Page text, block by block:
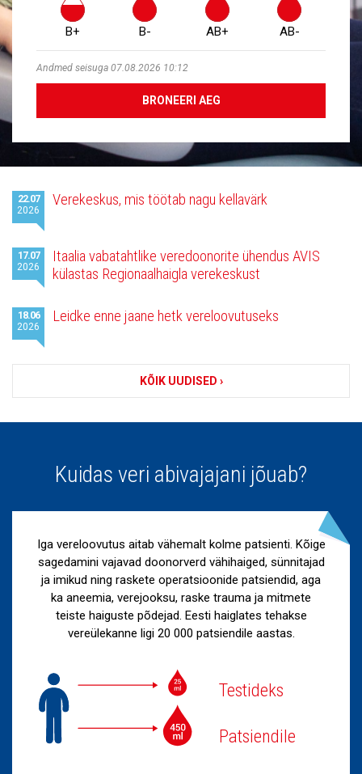
B+ B- AB+ AB-
Andmed seisuga 07.08.2026 10:12
BRONEERI AEG
Viimased
uudised
22.07
2026
Verekeskus, mis töötab nagu kellavärk
17.07
2026
Itaalia vabatahtlike veredoonorite ühendus AVIS
külastas Regionaalhaigla verekeskust
18.06
2026
Leidke enne jaane hetk vereloovutuseks
KÕIK UUDISED ›
Kuidas veri abivajajani jõuab?
Iga vereloovutus aitab vähemalt kolme patsienti. Kõige
sagedamini vajavad doonorverd vähihaiged, sünnitajad
ja imikud ning raskete operatsioonide patsiendid, aga
ka aneemia, verejooksu, raske trauma ja mitmete
teiste haiguste põdejad. Eesti haiglates tehakse
vereülekanne ligi 20 000 patsiendile aastas.
Testideks
Patsiendile